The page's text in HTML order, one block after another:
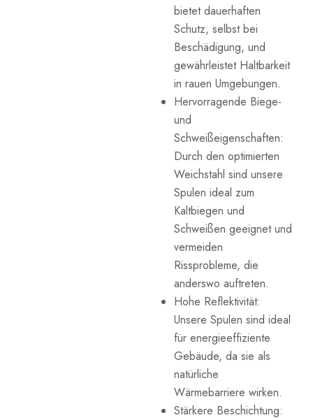
bietet dauerhaften
Schutz, selbst bei
Beschädigung, und
gewährleistet Haltbarkeit
in rauen Umgebungen.
Hervorragende Biege-
und
Schweißeigenschaften:
Durch den optimierten
Weichstahl sind unsere
Spulen ideal zum
Kaltbiegen und
Schweißen geeignet und
vermeiden
Rissprobleme, die
anderswo auftreten.
Hohe Reflektivität:
Unsere Spulen sind ideal
für energieeffiziente
Gebäude, da sie als
natürliche
Wärmebarriere wirken.
Stärkere Beschichtung: